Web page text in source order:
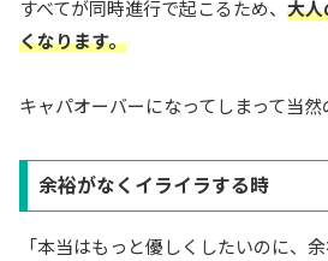
すべてが同時進行で起こるため、 大人
くなります。
キャパオーバーになってしまって当然
余裕がなくイライラする時
「本当はもっと優しくしたいのに、